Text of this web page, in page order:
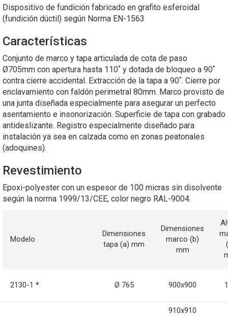
Dispositivo de fundición fabricado en grafito esferoidal
(fundición dúctil) según Norma EN-1563
Características
Conjunto de marco y tapa articulada de cota de paso
Ø705mm con apertura hasta 110˚ y dotada de bloqueo a 90˚
contra cierre accidental. Extracción de la tapa a 90˚. Cierre por
enclavamiento con faldón perimetral 80mm. Marco provisto de
una junta diseñada especialmente para asegurar un perfecto
asentamiento e insonorización. Superficie de tapa con grabado
antideslizante. Registro especialmente diseñado para
instalación ya sea en calzada como en zonas peatonales
(adoquines).
Revestimiento
Epoxi-polyester con un espesor de 100 micras sin disolvente
según la norma 1999/13/CEE, color negro RAL-9004.
Modelo
Dimensiones
tapa (a) mm
Dimensiones
marco (b)
mm
2130-1 * Ø 765 900x900
910x910